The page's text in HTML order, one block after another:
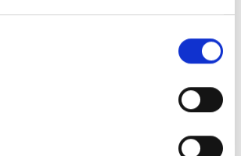
tenutaprimero@clubdelsole.it
https://www.tenutaprimero.com